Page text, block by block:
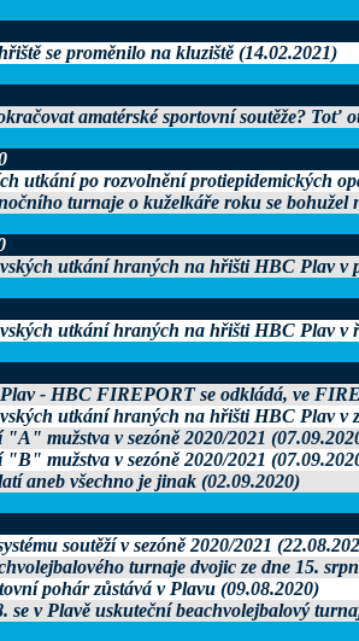
se proměnilo na kluziště (14.02.2021)
amatérské sportovní soutěže? Toť
utkání po rozvolnění protiepidemických
turnaje o kuželkáře roku se bohužel
utkání hraných na hřišti HBC Plav v
utkání hraných na hřišti HBC Plav v
- HBC FIREPORT se odkládá, ve
utkání hraných na hřišti HBC Plav v
"A" mužstva v sezóně 2020/2021
"B" mužstva v sezóně 2020/2021
aneb všechno je jinak (02.09.2020)
soutěží v sezóně 2020/2021
turnaje dvojic ze dne 15.
pohár zůstává v Plavu (09.08.2020)
se v Plavě uskuteční beachvolejbalový